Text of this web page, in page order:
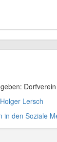
Holger Lersch
in den Soziale